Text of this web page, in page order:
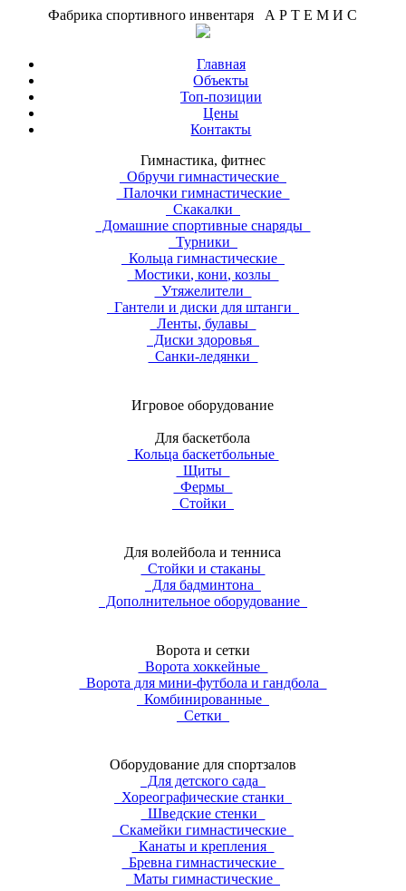
Фабрика спортивного инвентаря А Р Т Е М И С
Главная
Объекты
Топ-позиции
Цены
Контакты
Гимнастика, фитнес
Обручи гимнастические
Палочки гимнастические
Скакалки
Домашние спортивные снаряды
Турники
Кольца гимнастические
Мостики, кони, козлы
Утяжелители
Гантели и диски для штанги
Ленты, булавы
Диски здоровья
Санки-ледянки
Игровое оборудование
Для баскетбола
Кольца баскетбольные
Щиты
Фермы
Стойки
Для волейбола и тенниса
Стойки и стаканы
Для бадминтона
Дополнительное оборудование
Ворота и сетки
Ворота хоккейные
Ворота для мини-футбола и гандбола
Комбинированные
Сетки
Оборудование для спортзалов
Для детского сада
Хореографические станки
Шведские стенки
Скамейки гимнастические
Канаты и крепления
Бревна гимнастические
Маты гимнастические